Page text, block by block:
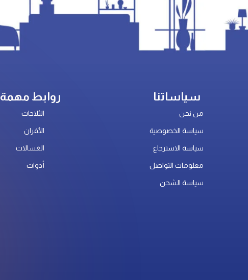
سياساتنا
من نحن
سياسة الخصوصية
سياسة الاسترجاع
معلومات التواصل
سياسة الشحن
روابط مهمة
الثلاجات
الأفران
الغسالات
أدوات